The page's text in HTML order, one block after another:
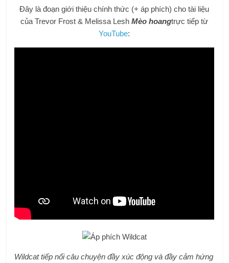
Đây là đoạn giới thiệu chính thức (+ áp phích) cho tài liệu
của Trevor Frost & Melissa LeshMèo hoangtrực tiếp từ
YouTube:
Wildcat tiếp nối câu chuyện đầy xúc động và đầy cảm hứng